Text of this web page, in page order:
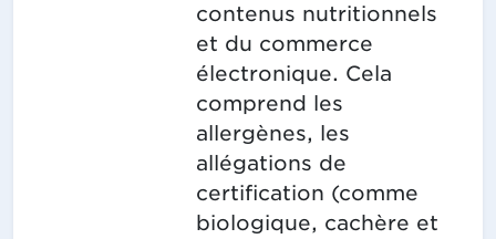
contenus nutritionnels
et du commerce
électronique. Cela
comprend les
allergènes, les
allégations de
certification (comme
biologique, cachère et